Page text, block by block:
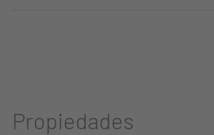
Propiedades